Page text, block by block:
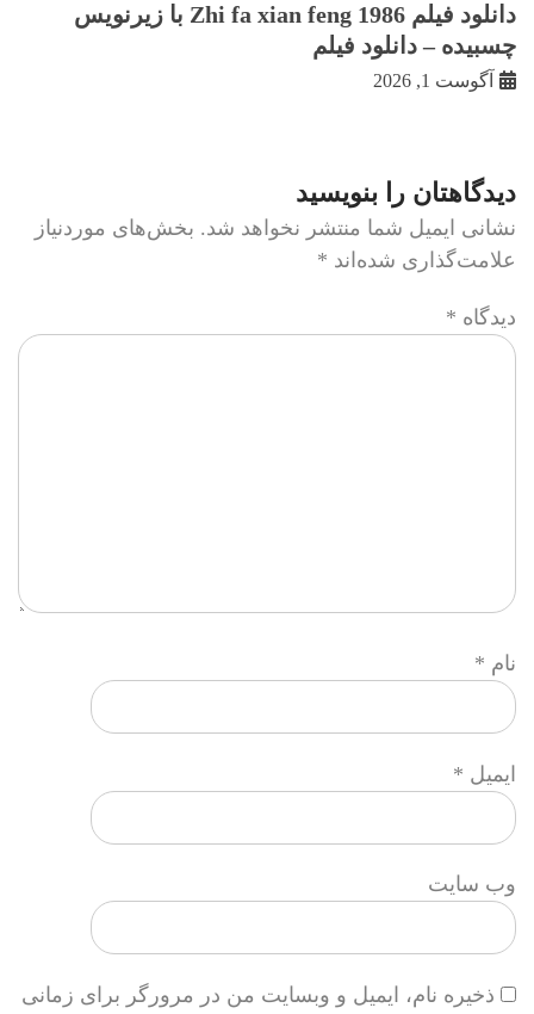
دانلود فیلم Zhi fa xian feng 1986 با زيرنويس
چسبيده – دانلود فیلم
آگوست 1, 2026
دیدگاهتان را بنویسید
نشانی ایمیل شما منتشر نخواهد شد. بخش‌های موردنیاز
علامت‌گذاری شده‌اند *
دیدگاه *
نام *
ایمیل *
وب‌ سایت
ذخیره نام، ایمیل و وبسایت من در مرورگر برای زمانی